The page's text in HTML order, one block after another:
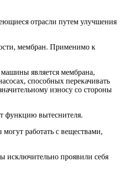
отрасли путем улучшения
мембран. Применимо к
является мембрана,
способных перекачивать
износу со стороны
функцию вытеснителя.
работать с веществами,
исключительно проявили себя